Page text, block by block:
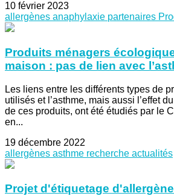
10 février 2023
allergènes anaphylaxie partenaires
Produits ménagers
maison : pas de lien avec
Les liens entre les différents types de
utilisés et l’asthme, mais aussi l’effet
de ces produits, ont été étudiés par le
en...
19 décembre 2022
allergènes asthme recherche actualités
Projet d'étiquetage